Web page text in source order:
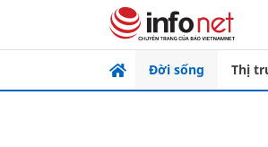
Đời sống Thị